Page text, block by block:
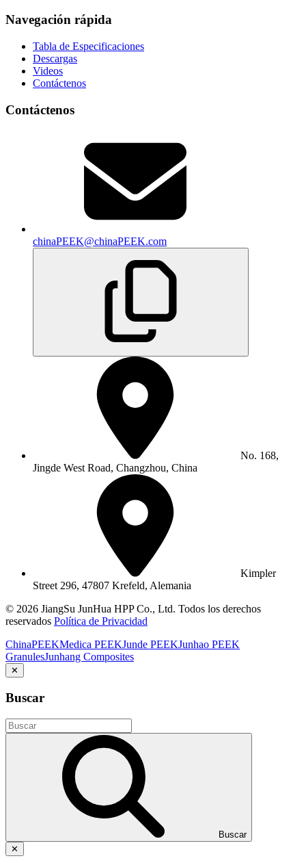
Navegación rápida
Tabla de Especificaciones
Descargas
Videos
Contáctenos
Contáctenos
chinaPEEK@chinaPEEK.com
No. 168,
Jingde West Road, Changzhou, China
Kimpler
Street 296, 47807 Krefeld, Alemania
© 2026 JiangSu JunHua HPP Co., Ltd. Todos los derechos
reservados Política de Privacidad
ChinaPEEKMedica PEEKJunde PEEKJunhao PEEK
GranulesJunhang Composites
✕
Buscar
Buscar
✕